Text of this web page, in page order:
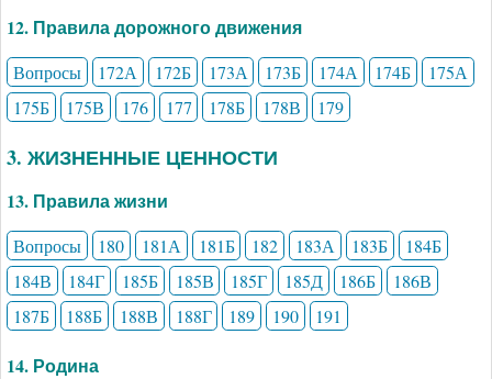
12. Правила дорожного движения
Вопросы 172А 172Б 173А 173Б 174А 174Б
175А
175Б
175В 176 177 178Б 178В 179
3. ЖИЗНЕННЫЕ ЦЕННОСТИ
13. Правила жизни
Вопросы 180 181А 181Б 182 183А 183Б
184Б
184В
184Г 185Б 185В 185Г 185Д 186Б
186В
187Б
188Б 188В 188Г 189 190 191
14. Родина